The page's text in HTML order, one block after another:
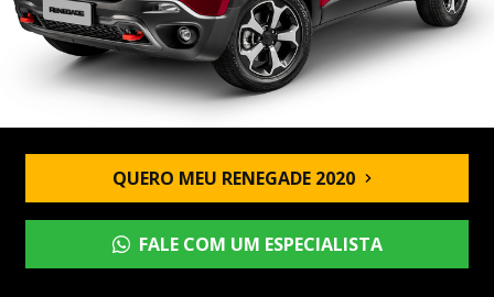
QUERO MEU RENEGADE 2020
FALE COM UM ESPECIALISTA